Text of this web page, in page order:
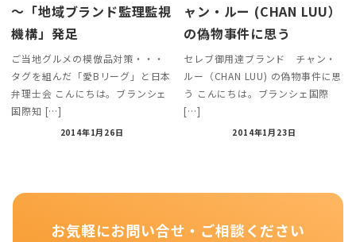
～「地域ブランド監理監視
機構」発足
ご当地グルメの模倣品対策・・・
タグを組んだ「愛Bリーグ」と日本
弁理士会 こんにちは。ブランシェ
国際知 […]
2014年1月26日
ャン・ルー (CHAN LUU）
の偽物事件に思う
セレブ御用達ブランド チャン・
ルー（CHAN LUU) の偽物事件に思
う こんにちは。ブランシェ国際
[…]
2014年1月23日
お気軽にお問い合せ・ご相談ください